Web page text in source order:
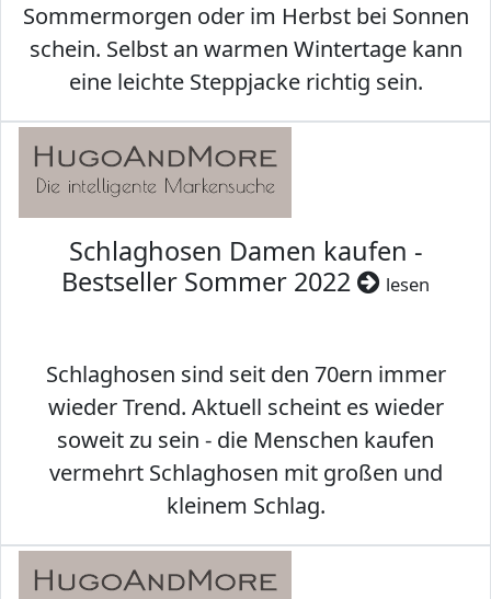
Sommermorgen oder im Herbst bei Sonnen
schein. Selbst an warmen Wintertage kann
eine leichte Steppjacke richtig sein.
Schlaghosen Damen kaufen -
Bestseller Sommer 2022
lesen
Schlaghosen sind seit den 70ern immer
wieder Trend. Aktuell scheint es wieder
soweit zu sein - die Menschen kaufen
vermehrt Schlaghosen mit großen und
kleinem Schlag.